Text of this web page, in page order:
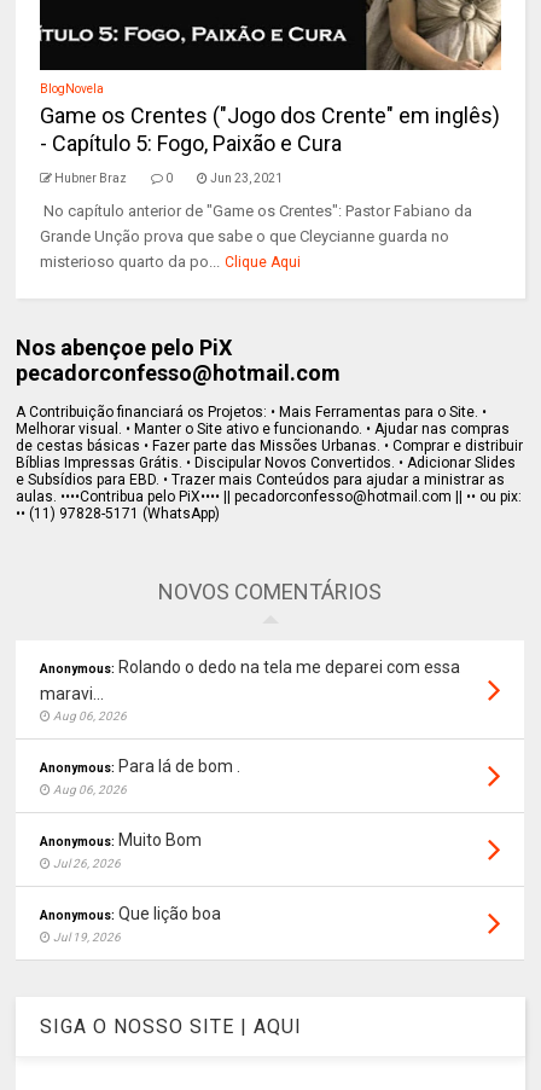
BlogNovela
Game os Crentes ("Jogo dos Crente" em inglês)
- Capítulo 5: Fogo, Paixão e Cura
Hubner Braz 0 Jun 23, 2021
No capítulo anterior de "Game os Crentes": Pastor Fabiano da
Grande Unção prova que sabe o que Cleycianne guarda no
misterioso quarto da po... Clique Aqui
Nos abençoe pelo PiX
pecadorconfesso@hotmail.com
A Contribuição financiará os Projetos: • Mais Ferramentas para o Site. •
Melhorar visual. • Manter o Site ativo e funcionando. • Ajudar nas compras
de cestas básicas • Fazer parte das Missões Urbanas. • Comprar e distribuir
Bíblias Impressas Grátis. • Discipular Novos Convertidos. • Adicionar Slides
e Subsídios para EBD. • Trazer mais Conteúdos para ajudar a ministrar as
aulas. ••••Contribua pelo PiX•••• || pecadorconfesso@hotmail.com || •• ou pix:
•• (11) 97828-5171 (WhatsApp)
NOVOS COMENTÁRIOS
Anonymous: Rolando o dedo na tela me deparei com essa
maravi...
Aug 06, 2026
Anonymous: Para lá de bom .
Aug 06, 2026
Anonymous: Muito Bom
Jul 26, 2026
Anonymous: Que lição boa
Jul 19, 2026
SIGA O NOSSO SITE | AQUI